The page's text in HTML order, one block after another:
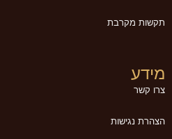
תקשות מקרבת
מידע
צרו קשר
הצהרת נגישות